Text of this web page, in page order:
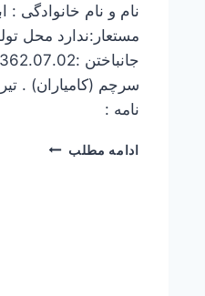
نام و نام خانوادگی :
مستعار:ندارد محل
سرچم (کامیاران) .
نامه :
ادامه مطلب ابراهیم